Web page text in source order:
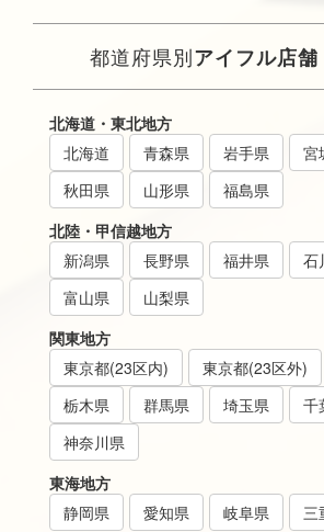
都道府県別アイフル店
北海道・東北地方
北海道
青森県 岩手県
宮
秋田県
山形県
福島県
北陸・甲信越地方
新潟県
長野県 福井県
石
富山県
山梨県
関東地方
東京都(23区内)
東京都(23区外)
栃木県
群馬県 埼玉県
千
神奈川県
東海地方
静岡県
愛知県 岐阜県
三